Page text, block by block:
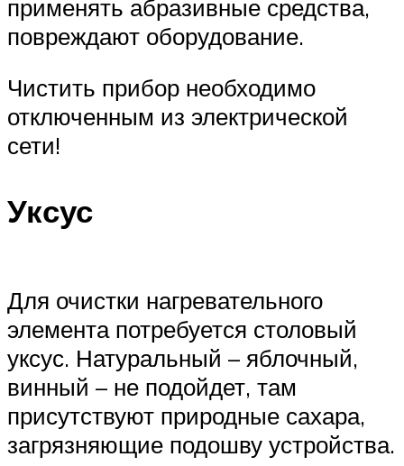
применять абразивные средства,
повреждают оборудование.
Чистить прибор необходимо
отключенным из электрической
сети!
Уксус
Для очистки нагревательного
элемента потребуется столовый
уксус. Натуральный – яблочный,
винный – не подойдет, там
присутствуют природные сахара,
загрязняющие подошву устройства.